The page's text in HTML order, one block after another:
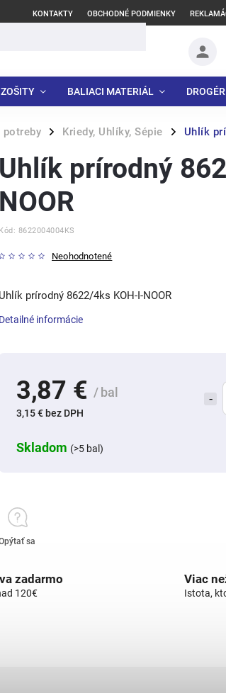
KONTAKTY OBCHODNÉ PODMIENKY
BALIACI MATERIÁL
potreby / Kriedy, Uhlíky, Sépie / Uhlík
3,87 € / bal
3,15 € bez DPH
Skladom (>5 bal)
Uhlík prírodný
NOOR
Kód: 8622004004KS
Neohodnotené
Uhlík prírodný 8622/4ks KOH-I-NOOR
Detailné informácie
sa
zadarmo
120€
Viac
Istota,